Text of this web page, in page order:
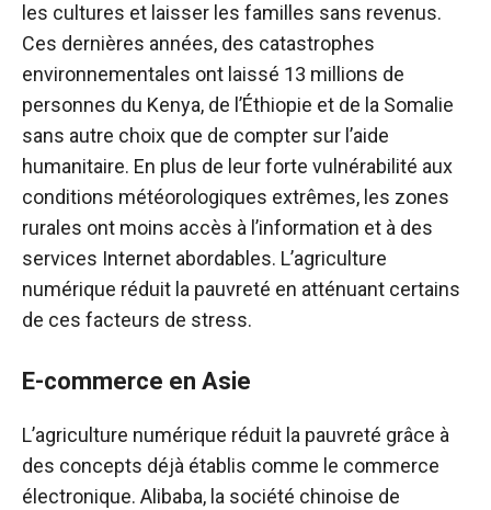
les cultures et laisser les familles sans revenus.
Ces dernières années, des catastrophes
environnementales ont laissé 13 millions de
personnes du Kenya, de l’Éthiopie et de la Somalie
sans autre choix que de compter sur l’aide
humanitaire. En plus de leur forte vulnérabilité aux
conditions météorologiques extrêmes, les zones
rurales ont moins accès à l’information et à des
services Internet abordables. L’agriculture
numérique réduit la pauvreté en atténuant certains
de ces facteurs de stress.
E-commerce en Asie
L’agriculture numérique réduit la pauvreté grâce à
des concepts déjà établis comme le commerce
électronique. Alibaba, la société chinoise de